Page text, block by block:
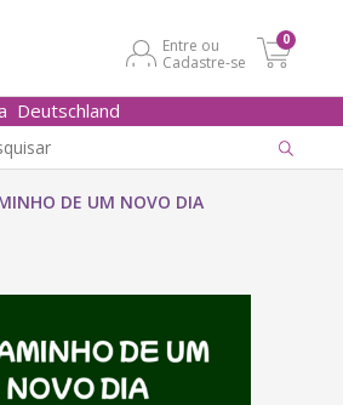
Entre ou
Cadastre-se
0
Deutschland
DE UM NOVO DIA